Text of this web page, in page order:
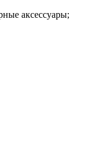
аксессуары;